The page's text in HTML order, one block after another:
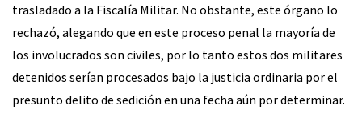
trasladado a la Fiscalía Militar. No obstante, este órgano lo
rechazó, alegando que en este proceso penal la mayoría de
los involucrados son civiles, por lo tanto estos dos militares
detenidos serían procesados bajo la justicia ordinaria por el
presunto delito de sedición en una fecha aún por determinar.